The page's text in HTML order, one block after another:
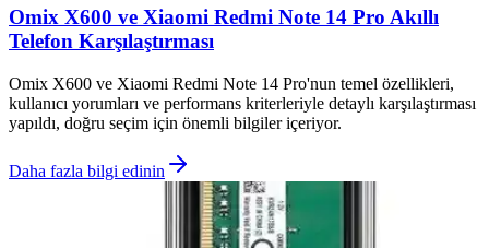
Omix X600 ve Xiaomi Redmi Note 14 Pro Akıllı
Telefon Karşılaştırması
Omix X600 ve Xiaomi Redmi Note 14 Pro'nun temel özellikleri,
kullanıcı yorumları ve performans kriterleriyle detaylı karşılaştırması
yapıldı, doğru seçim için önemli bilgiler içeriyor.
Daha fazla bilgi edinin